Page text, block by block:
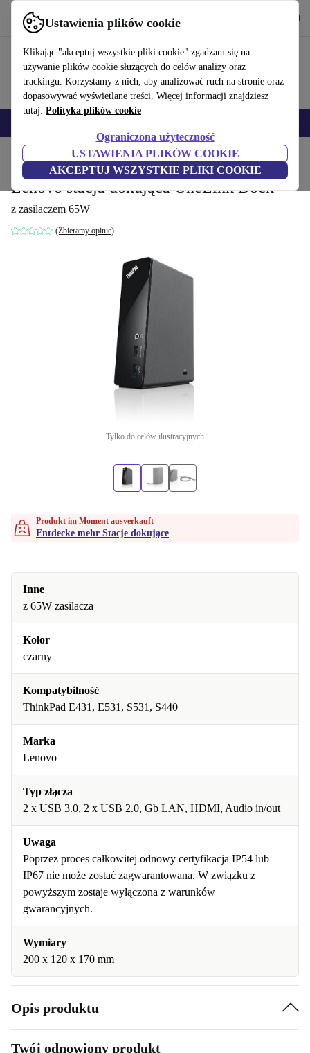
Ustawienia plików cookie
Klikając "akceptuj wszystkie pliki cookie" zgadzam się na
używanie plików cookie służących do celów analizy oraz
trackingu. Korzystamy z nich, aby analizować ruch na stronie oraz
dopasowywać wyświetlane treści. Więcej informacji znajdziesz
tutaj: Polityka plików cookie
Ograniczona użyteczność
USTAWIENIA PLIKÓW COOKIE
AKCEPTUJ WSZYSTKIE PLIKI COOKIE
Korzystaj z refurbed szybko i łatwo
Produkty Akcesoria komputerowe Stacje dokujące
Lenovo stacja dokująca OneLink Dock
z zasilaczem 65W
(Zbieramy opinie)
Tylko do celów ilustracyjnych
Produkt im Moment ausverkauft
Entdecke mehr Stacje dokujące
Inne
z 65W zasilacza
Kolor
czarny
Kompatybilność
ThinkPad E431, E531, S531, S440
Marka
Lenovo
Typ złącza
2 x USB 3.0, 2 x USB 2.0, Gb LAN, HDMI, Audio in/out
Uwaga
Poprzez proces całkowitej odnowy certyfikacja IP54 lub
IP67 nie może zostać zagwarantowana. W związku z
powyższym zostaje wyłączona z warunków
gwarancyjnych.
Wymiary
200 x 120 x 170 mm
Opis produktu
Twój odnowiony produkt